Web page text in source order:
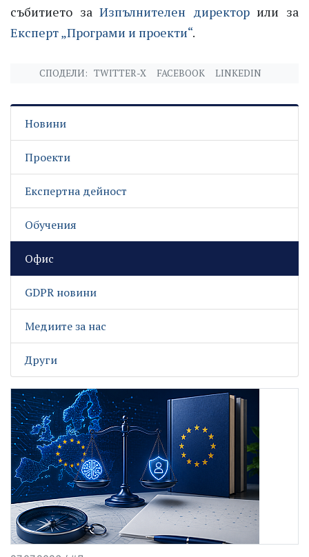
събитието заИзпълнителен директорили за
Експерт „Програми и проекти“.
СПОДЕЛИ: TWITTER-X FACEBOOK LINKEDIN
Новини
Проекти
Експертна дейност
Обучения
Офис
GDPR новини
Медиите за нас
Други